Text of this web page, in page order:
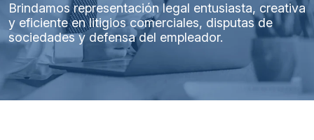
Brindamos representación legal entusiasta, creativa
y eficiente en litigios comerciales, disputas de
sociedades y defensa del empleador.